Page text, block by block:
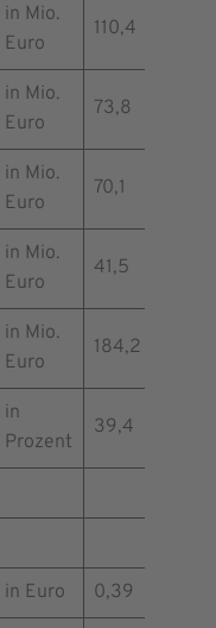
in Mio.
Euro
110,4
in Mio.
Euro
73,8
in Mio.
Euro
70,1
in Mio.
Euro
41,5
in Mio.
Euro
184,2
in
Prozent
39,4
in Euro 0,39